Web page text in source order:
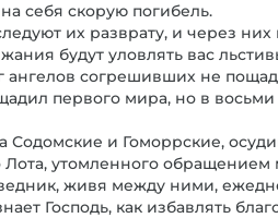
себя скорую погибель.
их разврату, и через
будут уловлять вас
ангелов согрешивших не
первого мира, но в
Содомские и Гоморрские,
Лота, утомленного
живя между ними,
Господь, как избавлять